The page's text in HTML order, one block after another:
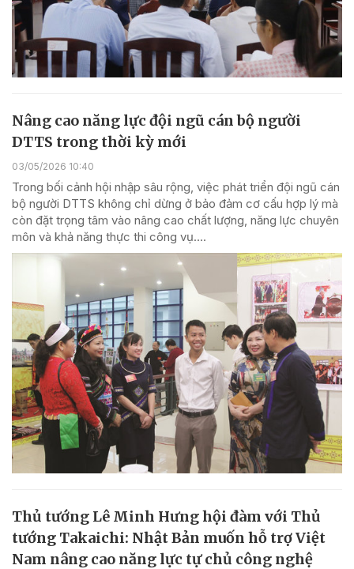
Nâng cao năng lực đội ngũ cán bộ người
DTTS trong thời kỳ mới
03/05/2026 10:40
Trong bối cảnh hội nhập sâu rộng, việc phát triển đội ngũ cán
bộ người DTTS không chỉ dừng ở bảo đảm cơ cấu hợp lý mà
còn đặt trọng tâm vào nâng cao chất lượng, năng lực chuyên
môn và khả năng thực thi công vụ....
Thủ tướng Lê Minh Hưng hội đàm với Thủ
tướng Takaichi: Nhật Bản muốn hỗ trợ Việt
Nam nâng cao năng lực tự chủ công nghệ